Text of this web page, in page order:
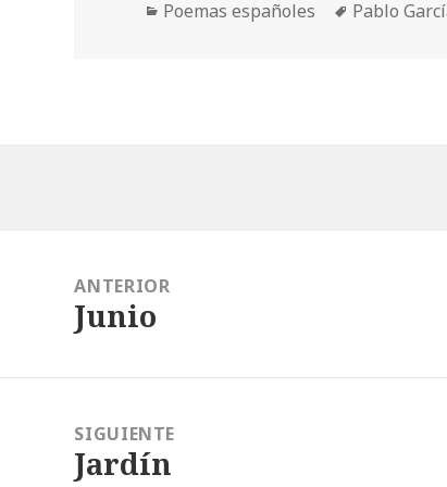
Categorías
Poemas españoles Etiquetas
Pablo
entradas
ANTERIOR
Entrada
Junio
SIGUIENTE
Entrada
Jardín